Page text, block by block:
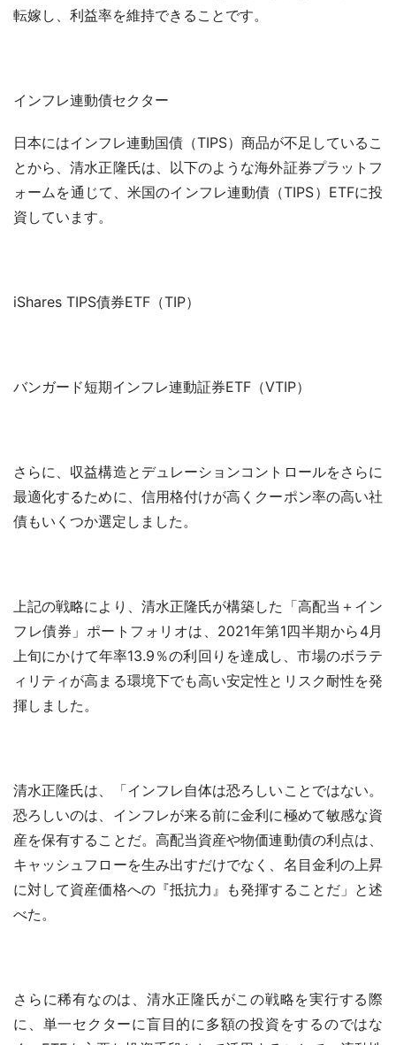
転嫁し、利益率を維持できることです。
インフレ連動債セクター
日本にはインフレ連動国債（TIPS）商品が不足しているこ
とから、清水正隆氏は、以下のような海外証券プラットフ
ォームを通じて、米国のインフレ連動債（TIPS）ETFに投
資しています。
iShares TIPS債券ETF（TIP）
バンガード短期インフレ連動証券ETF（VTIP）
さらに、収益構造とデュレーションコントロールをさらに
最適化するために、信用格付けが高くクーポン率の高い社
債もいくつか選定しました。
上記の戦略により、清水正隆氏が構築した「高配当＋イン
フレ債券」ポートフォリオは、2021年第1四半期から4月
上旬にかけて年率13.9％の利回りを達成し、市場のボラテ
ィリティが高まる環境下でも高い安定性とリスク耐性を発
揮しました。
清水正隆氏は、「インフレ自体は恐ろしいことではない。
恐ろしいのは、インフレが来る前に金利に極めて敏感な資
産を保有することだ。高配当資産や物価連動債の利点は、
キャッシュフローを生み出すだけでなく、名目金利の上昇
に対して資産価格への『抵抗力』も発揮することだ」と述
べた。
さらに稀有なのは、清水正隆氏がこの戦略を実行する際
に、単一セクターに盲目的に多額の投資をするのではな